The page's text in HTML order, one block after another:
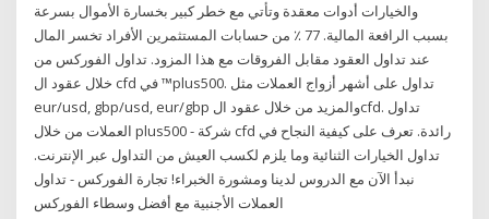
والخيارات أدوات معقدة وتأتي مع خطر كبير بخسارة الأموال بسرعة
بسبب الرافعة المالية. 77 ٪ من حسابات المستثمرين الأفراد تخسر المال
عند تداول العقود مقابل الفروقات مع هذا المزود. تداول الفوركس من
خلال عقود ال cfd في ™plus500. تداول على أشهر أزواج العملات مثل
eur/usd, gbp/usd, eur/gbp والمزيد من خلال عقود الcfd. تداول
العملات من خلال plus500 - شركة cfd رائدة. تعرف على كيفية النجاح في
تداول الخيارات الثنائية وما يلزم لكسب العيش من التداول عبر الإنترنت.
نبدأ الآن مع الدروس لدينا ومشورة الخبراء! تجارة الفوركس - تداول
العملات الأجنبية مع أفضل وسطاء الفوركس